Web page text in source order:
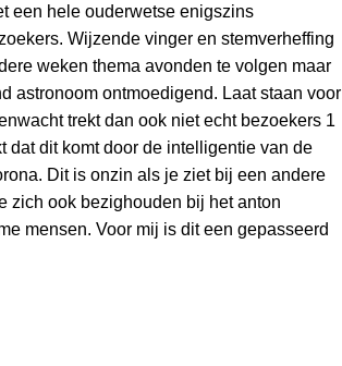
een hele ouderwetse enigszins
Wijzende vinger en stemverheffing
weken thema avonden te volgen maar
astronoom ontmoedigend. Laat staan voor
trekt dan ook niet echt bezoekers 1
dat dit komt door de intelligentie van de
Dit is onzin als je ziet bij een andere
zich ook bezighouden bij het anton
mensen. Voor mij is dit een gepasseerd